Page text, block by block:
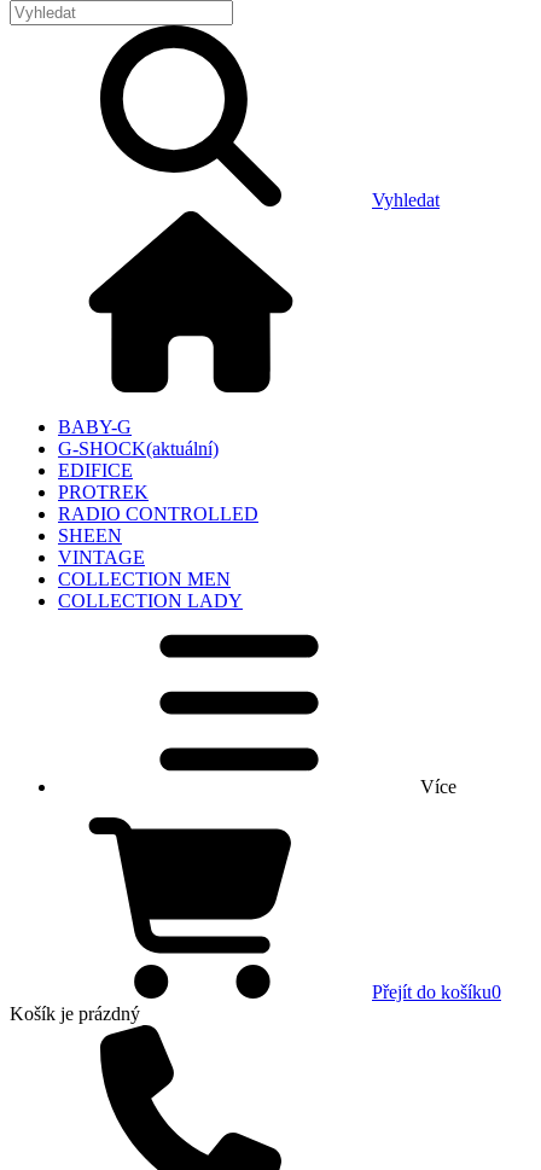
Vyhledat
BABY-G
G-SHOCK(aktuální)
EDIFICE
PROTREK
RADIO CONTROLLED
SHEEN
VINTAGE
COLLECTION MEN
COLLECTION LADY
Více
Přejít do košíku0
Košík je prázdný